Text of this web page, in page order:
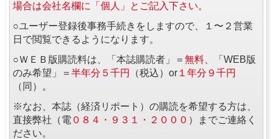
場合は会社名欄に「個人」とご記入下さい。
○ユーザー登録後事務手続きをしますので、１〜２営業
日で閲覧できるようになります。
○ＷＥＢ版購読料は、「本誌購読者」＝ 無料 、「WEB版
のみ希望」＝ 半年分５千円 （税込）or １年分９千円
（同）。
※なお、本誌（経済リポート）の購読を希望する方は、
直接弊社（電 ０８４・９３１・２０００ ）までご連絡く
ださい。